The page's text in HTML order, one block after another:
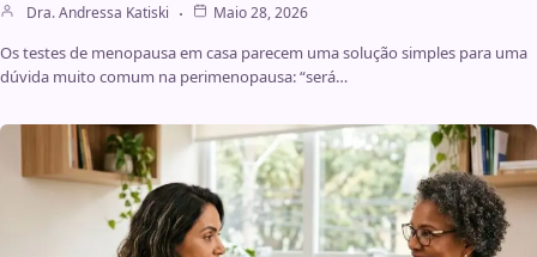
Dra. Andressa Katiski Maio 28, 2026
Os testes de menopausa em casa parecem uma solução simples para uma
dúvida muito comum na perimenopausa: “será…